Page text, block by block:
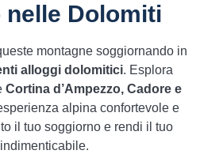
nelle Dolomiti
montagne soggiornando in
alloggi dolomitici. Esplora
Cortina d’Ampezzo, Cadore e
alpina confortevole e
il tuo soggiorno e rendi il tuo